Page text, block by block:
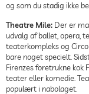
og som du stadig ikke
Theatre Mile: Der er
udvalg af ballet, opera,
teaterkompleks og
bare noget specielt.
Firenzes foretrukne kok
teater eller komedie.
populært i nabolaget.